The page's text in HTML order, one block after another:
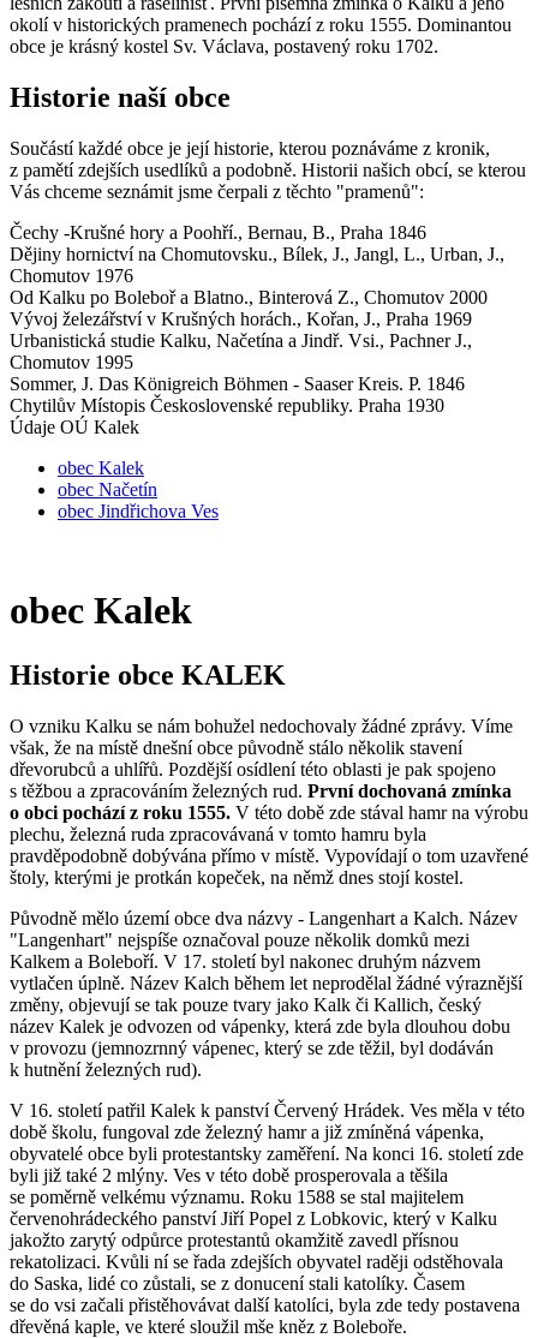
okolí v historických pramenech pochází z roku 1555. Dominantou
obce je krásný kostel Sv. Václava, postavený roku 1702.
Historie naší obce
Součástí každé obce je její historie, kterou poznáváme z kronik,
z pamětí zdejších usedlíků a podobně. Historii našich obcí, se kterou
Vás chceme seznámit jsme čerpali z těchto "pramenů":
Čechy -Krušné hory a Poohří., Bernau, B., Praha 1846
Dějiny hornictví na Chomutovsku., Bílek, J., Jangl, L., Urban, J.,
Chomutov 1976
Od Kalku po Boleboř a Blatno., Binterová Z., Chomutov 2000
Vývoj železářství v Krušných horách., Kořan, J., Praha 1969
Urbanistická studie Kalku, Načetína a Jindř. Vsi., Pachner J.,
Chomutov 1995
Sommer, J. Das Königreich Böhmen - Saaser Kreis. P. 1846
Chytilův Místopis Československé republiky. Praha 1930
Údaje OÚ Kalek
obec Kalek
obec Načetín
obec Jindřichova Ves
obec Kalek
Historie obce KALEK
O vzniku Kalku se nám bohužel nedochovaly žádné zprávy. Víme
však, že na místě dnešní obce původně stálo několik stavení
dřevorubců a uhlířů. Pozdější osídlení této oblasti je pak spojeno
s těžbou a zpracováním železných rud. První dochovaná zmínka
o obci pochází z roku 1555. V této době zde stával hamr na výrobu
plechu, železná ruda zpracovávaná v tomto hamru byla
pravděpodobně dobývána přímo v místě. Vypovídají o tom uzavřené
štoly, kterými je protkán kopeček, na němž dnes stojí kostel.
Původně mělo území obce dva názvy - Langenhart a Kalch. Název
"Langenhart" nejspíše označoval pouze několik domků mezi
Kalkem a Boleboří. V 17. století byl nakonec druhým názvem
vytlačen úplně. Název Kalch během let neprodělal žádné výraznější
změny, objevují se tak pouze tvary jako Kalk či Kallich, český
název Kalek je odvozen od vápenky, která zde byla dlouhou dobu
v provozu (jemnozrnný vápenec, který se zde těžil, byl dodáván
k hutnění železných rud).
V 16. století patřil Kalek k panství Červený Hrádek. Ves měla v této
době školu, fungoval zde železný hamr a již zmíněná vápenka,
obyvatelé obce byli protestantsky zaměření. Na konci 16. století zde
byli již také 2 mlýny. Ves v této době prosperovala a těšila
se poměrně velkému významu. Roku 1588 se stal majitelem
červenohrádeckého panství Jiří Popel z Lobkovic, který v Kalku
jakožto zarytý odpůrce protestantů okamžitě zavedl přísnou
rekatolizaci. Kvůli ní se řada zdejších obyvatel raději odstěhovala
do Saska, lidé co zůstali, se z donucení stali katolíky. Časem
se do vsi začali přistěhovávat další katolíci, byla zde tedy postavena
dřevěná kaple, ve které sloužil mše kněz z Boleboře.